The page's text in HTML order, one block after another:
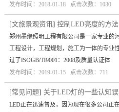
发布时间：2018-01-18 点击次数：1030
[文旅景观资讯] 控制LED亮度的方法
郑州墨缘照明工程有限公司是一家专业的
工程设计，工程规划，施工为一体的专业
过了ISOGB/TI9001：2008及质量认证体
发布时间：2019-01-15 点击次数：711
[常见问题] 关于LED灯的一些认知误
LED正在迅速普及，因为现在很多公司正